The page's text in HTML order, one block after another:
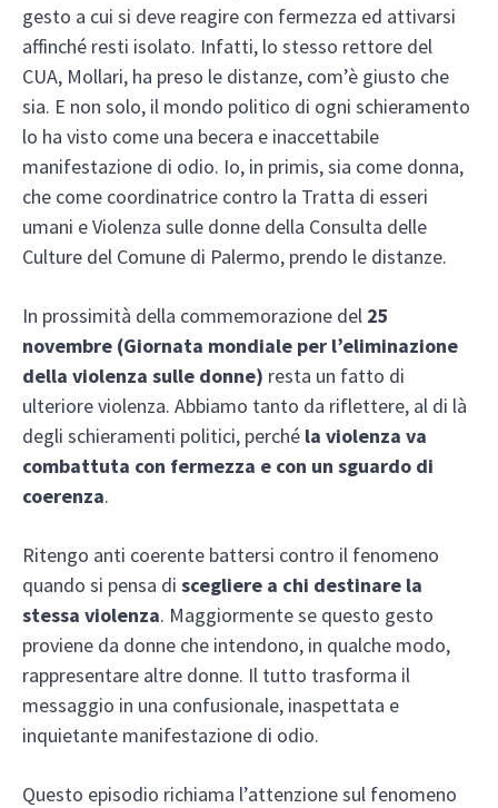
gesto a cui si deve reagire con fermezza ed attivarsi
affinché resti isolato. Infatti, lo stesso rettore del
CUA, Mollari, ha preso le distanze, com’è giusto che
sia. E non solo, il mondo politico di ogni schieramento
lo ha visto come una becera e inaccettabile
manifestazione di odio. Io, in primis, sia come donna,
che come coordinatrice contro la Tratta di esseri
umani e Violenza sulle donne della Consulta delle
Culture del Comune di Palermo, prendo le distanze.
In prossimità della commemorazione del 25
novembre (Giornata mondiale per l’eliminazione
della violenza sulle donne) resta un fatto di
ulteriore violenza. Abbiamo tanto da riflettere, al di là
degli schieramenti politici, perché la violenza va
combattuta con fermezza e con un sguardo di
coerenza.
Ritengo anti coerente battersi contro il fenomeno
quando si pensa di scegliere a chi destinare la
stessa violenza. Maggiormente se questo gesto
proviene da donne che intendono, in qualche modo,
rappresentare altre donne. Il tutto trasforma il
messaggio in una confusionale, inaspettata e
inquietante manifestazione di odio.
Questo episodio richiama l’attenzione sul fenomeno